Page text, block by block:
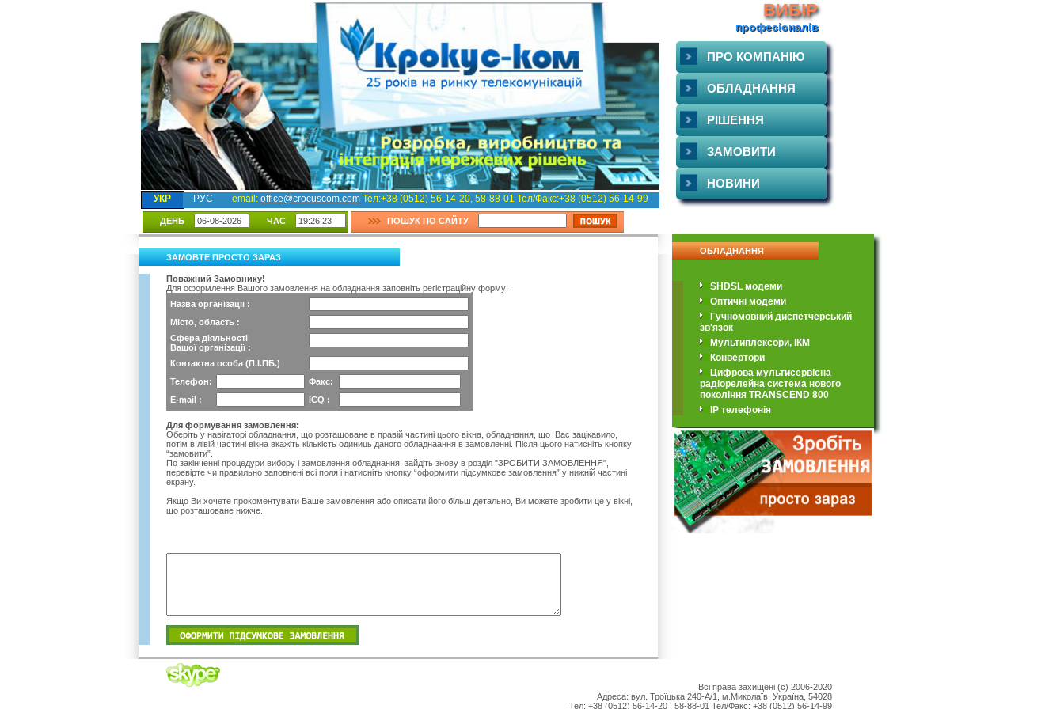
УКР РУС email: office@crocuscom.comTeл:+38 (0512) 56-14-20, 58-88-01 Teл/Факс:+38 (0512) 56-14-99
ВИБІР
професіоналів
ПРО КОМПАНІЮ
ОБЛАДНАННЯ
РІШЕННЯ
ЗАМОВИТИ
НОВИНИ
ДЕНЬ ЧАС ПОШУК ПО САЙТУ
ЗАМОВТЕ ПРОСТО ЗАРАЗ
Поважний Замовнику!
Для оформлення Вашого замовлення на обладнання заповніть регістраційну форму:
Назва організації :
Місто, область :
Сфера діяльності
Вашої організації :
Контактна особа (П.І.ПБ.)
Телефон:
Факс:
E-mail :
ICQ :
Для формування замовлення:
Оберіть у навігаторі обладнання, що розташоване в правій частині цього вікна, обладнання, що Вас зацікавило,
потім в лівій частині вікна вкажіть кількість одиниць даного обладнаання в замовленні. Після цього натисніть кнопку
“замовити”.
По закінченні процедури вибору і замовлення обладнання, зайдіть знову в розділ "ЗРОБИТИ ЗАМОВЛЕННЯ",
перевірте чи правильно заповнені всі поля і натисніть кнопку “оформити підсумкове замовлення” у нижній частині
екрану.
Якщо Ви хочете прокоментувати Ваше замовлення або описати його більш детально, Ви можете зробити це у вікні,
що розташоване нижче.
ОБЛАДНАННЯ
SHDSL модеми
Оптичні модеми
Гучномовний диспетчерський
зв'язок
Мультиплексори, ІКМ
Конвертори
Цифрова мультисервісна
радіорелейна система нового
покоління TRANSCEND 800
IP телефонія
Всі права захищені (c) 2006-2020
Адреса: вул. Троїцька 240-А/1, м.Миколаїв, Україна, 54028
Teл: +38 (0512) 56-14-20 , 58-88-01 Teл/Факс: +38 (0512) 56-14-99